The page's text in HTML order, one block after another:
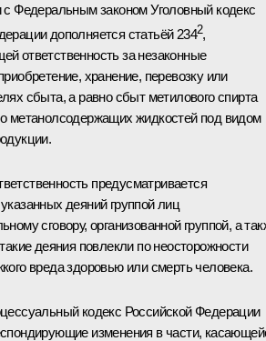
с Федеральным законом Уголовный кодекс
дополняется статьёй 2342,
ответственность за незаконные
хранение, перевозку или
сбыта, а равно сбыт метилового спирта
метанолсодержащих жидкостей под видом
предусматривается
деяний группой лиц
сговору, организованной группой, а
деяния повлекли по неосторожности
вреда здоровью или смерть человека.
кодекс Российской Федерации
изменения в части,